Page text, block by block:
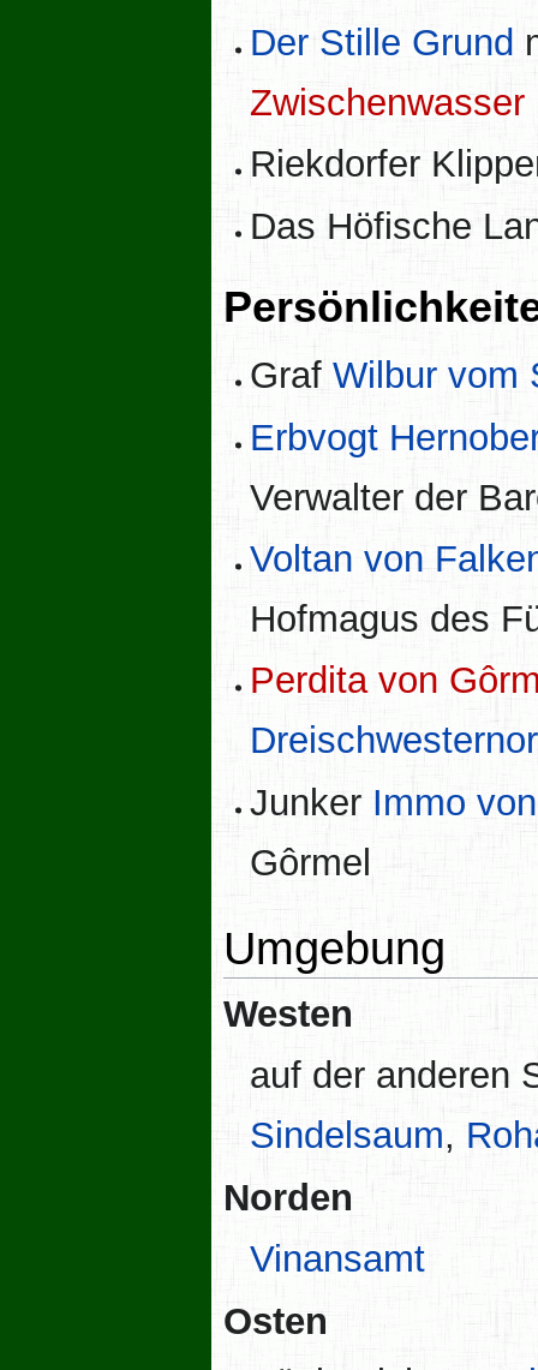
Der Stille Grund
Zwischenwasser
Riekdorfer
Das Höfische
GrafWilbur vom
Erbvogt
Verwalter der
Voltan von
Hofmagus des
Perdita von
Junker Immo
Gôrmel
Umgebung
Westen
auf der anderen
Sindelsaum,
Norden
Vinansamt
Osten